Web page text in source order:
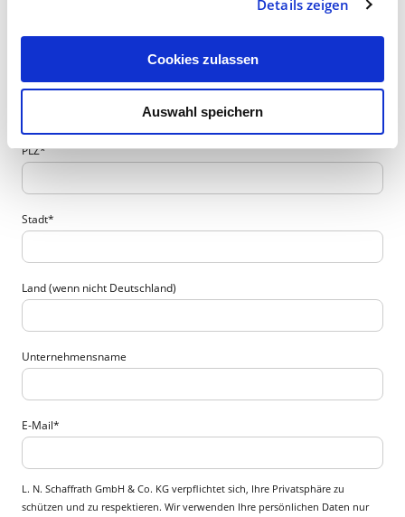
Details zeigen
Cookies zulassen
Auswahl speichern
Straße, Hausnummer*
PLZ*
Stadt*
Land (wenn nicht Deutschland)
Unternehmensname
E-Mail*
L. N. Schaffrath GmbH & Co. KG verpflichtet sich, Ihre Privatsphäre zu
schützen und zu respektieren. Wir verwenden Ihre persönlichen Daten nur